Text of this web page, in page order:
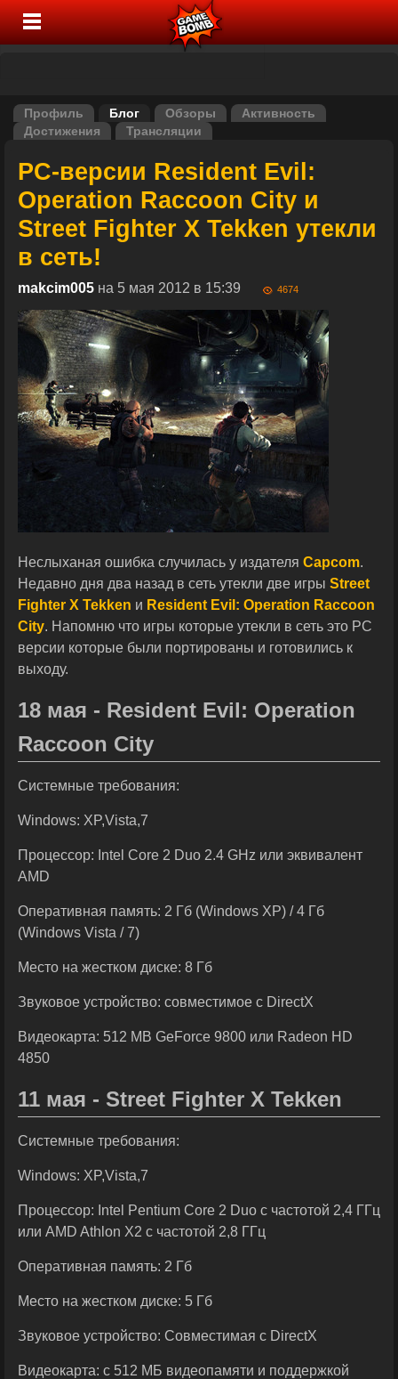
Профиль Блог Обзоры
Активность
Достижения
Трансляции
PC-версии Resident Evil:
Operation Raccoon City и
Street Fighter X Tekken утекли
в сеть!
makcim005 на 5 мая 2012 в 15:39 4674
Неслыханая ошибка случилась у издателя Capcom.
Недавно дня два назад в сеть утекли две игры Street
Fighter X Tekken и Resident Evil: Operation Raccoon
City. Напомню что игры которые утекли в сеть это PC
версии которые были портированы и готовились к
выходу.
18 мая - Resident Evil: Operation
Raccoon City
Системные требования:
Windows: XP,Vista,7
Процессор: Intel Core 2 Duo 2.4 GHz или эквивалент
AMD
Оперативная память: 2 Гб (Windows XP) / 4 Гб
(Windows Vista / 7)
Место на жестком диске: 8 Гб
Звуковое устройство: совместимое с DirectX
Видеокарта: 512 MB GeForce 9800 или Radeon HD
4850
11 мая - Street Fighter X Tekken
Системные требования:
Windows: XP,Vista,7
Процессор: Intel Pentium Core 2 Duo с частотой 2,4 ГГц
или AMD Athlon X2 с частотой 2,8 ГГц
Оперативная память: 2 Гб
Место на жестком дискe: 5 Гб
Звуковое устройство: Совместимая с DirectX
Видеокарта: с 512 МБ видеопамяти и поддержкой